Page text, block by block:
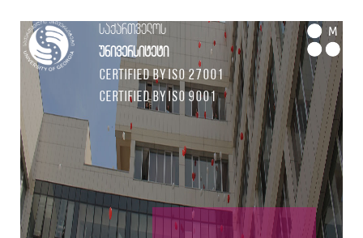
საქართველოს
უნივერსიტეტი
Certified by ISO 27001
Certified by ISO 9001
M